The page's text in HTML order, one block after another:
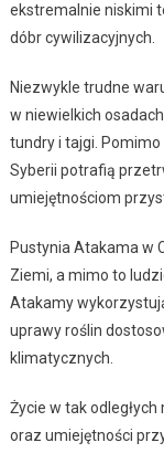
ekstremalnie niskimi
dóbr cywilizacyjnych.
Niezwykle trudne
w niewielkich
tundry i tajgi.
Syberii potrafią
umiejętnościom
Pustynia Atakama w
Ziemi, a mimo to
Atakamy
uprawy roślin
klimatycznych.
Życie w tak
oraz umiejętności